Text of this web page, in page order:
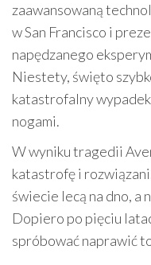
zaawansowaną
w San Francisco i
napędzanego
Niestety, święto
katastrofalny
nogami.
W wyniku tragedii
katastrofę i
świecie lecą na dno, a
Dopiero po pięciu
spróbować naprawić